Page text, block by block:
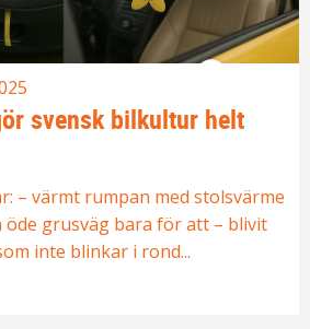
svensk bilkultur helt
– värmt rumpan med stolsvärme
öde grusväg bara för att – blivit
inte blinkar i rond...